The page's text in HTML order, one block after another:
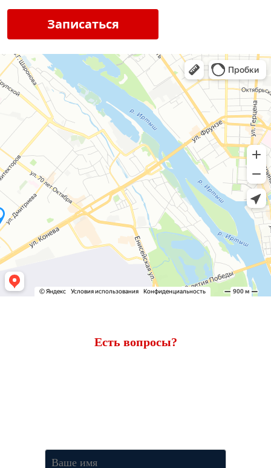
Записаться
Есть вопросы?